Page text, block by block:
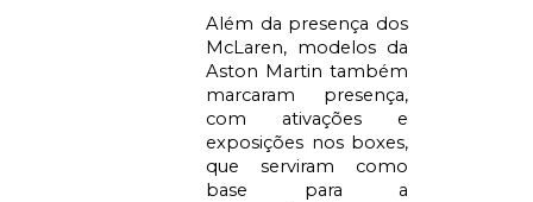
Além da presença dos
McLaren, modelos da
Aston Martin também
marcaram presença,
com ativações e
exposições nos boxes,
que serviram como
base para a